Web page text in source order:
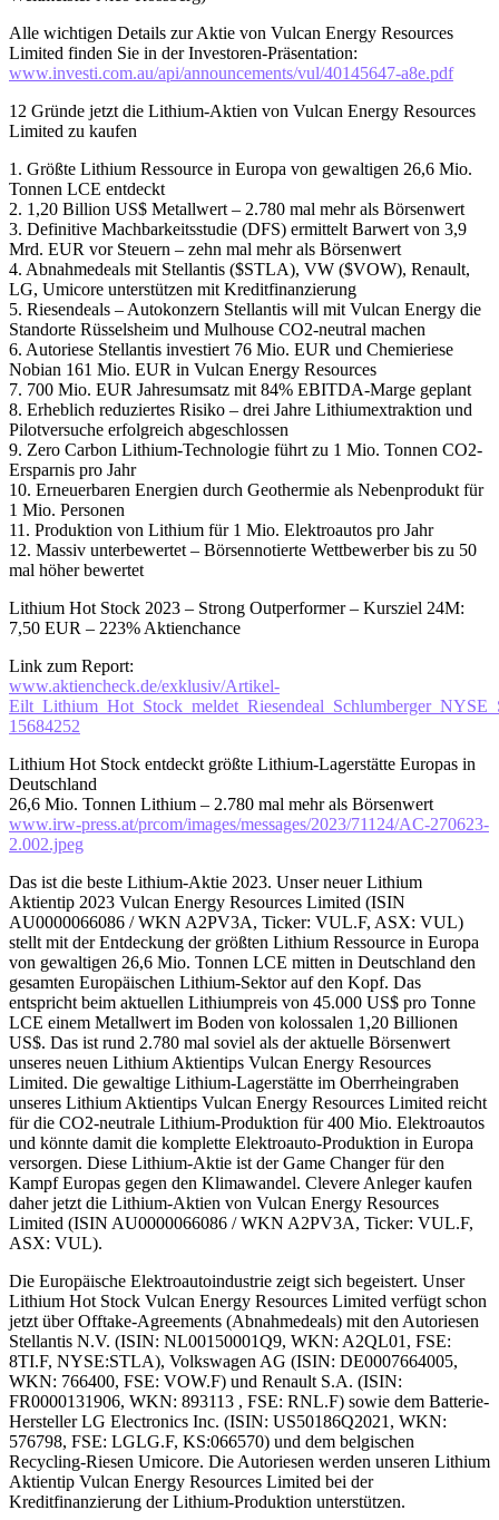
Alle wichtigen Details zur Aktie von Vulcan Energy Resources
Limited finden Sie in der Investoren-Präsentation:
www.investi.com.au/api/announcements/vul/40145647-a8e.pdf
12 Gründe jetzt die Lithium-Aktien von Vulcan Energy Resources
Limited zu kaufen
1. Größte Lithium Ressource in Europa von gewaltigen 26,6 Mio.
Tonnen LCE entdeckt
2. 1,20 Billion US$ Metallwert – 2.780 mal mehr als Börsenwert
3. Definitive Machbarkeitsstudie (DFS) ermittelt Barwert von 3,9
Mrd. EUR vor Steuern – zehn mal mehr als Börsenwert
4. Abnahmedeals mit Stellantis ($STLA), VW ($VOW), Renault,
LG, Umicore unterstützen mit Kreditfinanzierung
5. Riesendeals – Autokonzern Stellantis will mit Vulcan Energy die
Standorte Rüsselsheim und Mulhouse CO2-neutral machen
6. Autoriese Stellantis investiert 76 Mio. EUR und Chemieriese
Nobian 161 Mio. EUR in Vulcan Energy Resources
7. 700 Mio. EUR Jahresumsatz mit 84% EBITDA-Marge geplant
8. Erheblich reduziertes Risiko – drei Jahre Lithiumextraktion und
Pilotversuche erfolgreich abgeschlossen
9. Zero Carbon Lithium-Technologie führt zu 1 Mio. Tonnen CO2-
Ersparnis pro Jahr
10. Erneuerbaren Energien durch Geothermie als Nebenprodukt für
1 Mio. Personen
11. Produktion von Lithium für 1 Mio. Elektroautos pro Jahr
12. Massiv unterbewertet – Börsennotierte Wettbewerber bis zu 50
mal höher bewertet
Lithium Hot Stock 2023 – Strong Outperformer – Kursziel 24M:
7,50 EUR – 223% Aktienchance
Link zum Report:
www.aktiencheck.de/exklusiv/Artikel-
15684252
Lithium Hot Stock entdeckt größte Lithium-Lagerstätte Europas in
Deutschland
26,6 Mio. Tonnen Lithium – 2.780 mal mehr als Börsenwert
www.irw-press.at/prcom/images/messages/2023/71124/AC-270623-
2.002.jpeg
Das ist die beste Lithium-Aktie 2023. Unser neuer Lithium
Aktientip 2023 Vulcan Energy Resources Limited (ISIN
AU0000066086 / WKN A2PV3A, Ticker: VUL.F, ASX: VUL)
stellt mit der Entdeckung der größten Lithium Ressource in Europa
von gewaltigen 26,6 Mio. Tonnen LCE mitten in Deutschland den
gesamten Europäischen Lithium-Sektor auf den Kopf. Das
entspricht beim aktuellen Lithiumpreis von 45.000 US$ pro Tonne
LCE einem Metallwert im Boden von kolossalen 1,20 Billionen
US$. Das ist rund 2.780 mal soviel als der aktuelle Börsenwert
unseres neuen Lithium Aktientips Vulcan Energy Resources
Limited. Die gewaltige Lithium-Lagerstätte im Oberrheingraben
unseres Lithium Aktientips Vulcan Energy Resources Limited reicht
für die CO2-neutrale Lithium-Produktion für 400 Mio. Elektroautos
und könnte damit die komplette Elektroauto-Produktion in Europa
versorgen. Diese Lithium-Aktie ist der Game Changer für den
Kampf Europas gegen den Klimawandel. Clevere Anleger kaufen
daher jetzt die Lithium-Aktien von Vulcan Energy Resources
Limited (ISIN AU0000066086 / WKN A2PV3A, Ticker: VUL.F,
ASX: VUL).
Die Europäische Elektroautoindustrie zeigt sich begeistert. Unser
Lithium Hot Stock Vulcan Energy Resources Limited verfügt schon
jetzt über Offtake-Agreements (Abnahmedeals) mit den Autoriesen
Stellantis N.V. (ISIN: NL00150001Q9, WKN: A2QL01, FSE:
8TI.F, NYSE:STLA), Volkswagen AG (ISIN: DE0007664005,
WKN: 766400, FSE: VOW.F) und Renault S.A. (ISIN:
FR0000131906, WKN: 893113 , FSE: RNL.F) sowie dem Batterie-
Hersteller LG Electronics Inc. (ISIN: US50186Q2021, WKN:
576798, FSE: LGLG.F, KS:066570) und dem belgischen
Recycling-Riesen Umicore. Die Autoriesen werden unseren Lithium
Aktientip Vulcan Energy Resources Limited bei der
Kreditfinanzierung der Lithium-Produktion unterstützen.